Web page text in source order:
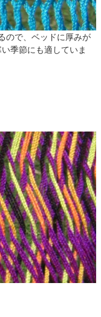
ので、ベッドに厚みが
季節にも適していま